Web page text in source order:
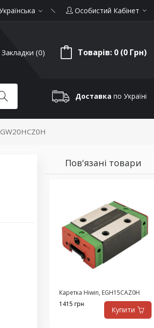
Особистий Кабінет
Закладки (0) Товарів: 0 (0 Грн)
Доставка по Україні
Пов'язані товари
Каретка Hiwin, EGH15CAZ0H
1415 грн
Купити